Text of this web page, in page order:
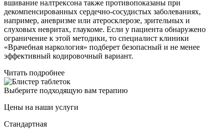
вшивание налтрексона также противопоказаны при
декомпенсированных сердечно-сосудистых заболеваниях,
например, аневризме или атеросклерозе, зрительных и
слуховых невритах, глаукоме. Если у пациента обнаружено
ограничение к этой методики, то специалист клиники
«Врачебная наркология» подберет безопасный и не менее
эффективный кодировочный вариант.
Читать подробнее
Выберите подходящую вам терапию
Цены на наши услуги
Стандартная